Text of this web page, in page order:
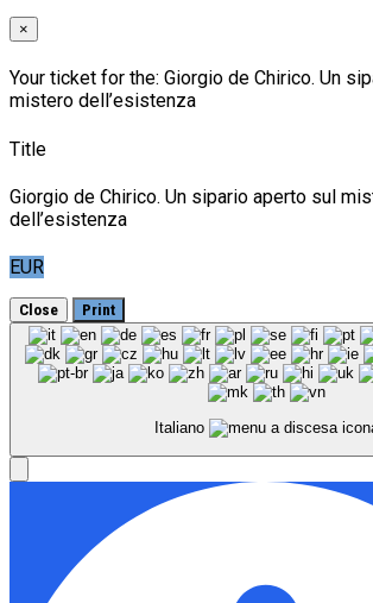
×
Your ticket for the: Giorgio de Chirico. Un
mistero dell’esistenza
Title
Giorgio de Chirico. Un sipario aperto sul
dell’esistenza
EUR
Close Print
Italiano